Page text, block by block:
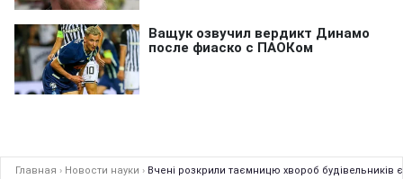
Главная › Новости науки › Вчені розкрили таємницю хвороб будівельників